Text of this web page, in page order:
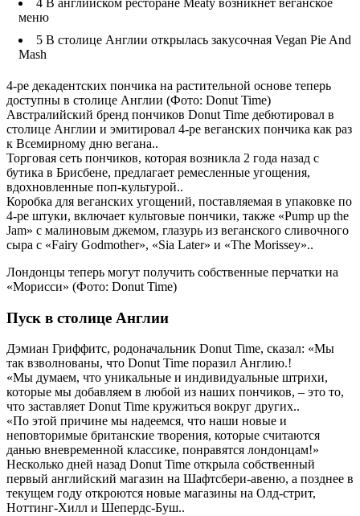
меню
5 В столице Англии открылась закусочная Vegan Pie And
Mash
4-ре декадентских пончика на растительной основе теперь
доступны в столице Англии (Фото: Donut Time)
Австралийский бренд пончиков Donut Time дебютировал в
столице Англии и эмитировал 4-ре веганских пончика как раз
к Всемирному дню вегана..
Торговая сеть пончиков, которая возникла 2 года назад с
бутика в Брисбене, предлагает ремесленные угощения,
вдохновленные поп-культурой..
Коробка для веганских угощений, поставляемая в упаковке по
4-ре штуки, включает культовые пончики, также «Pump up the
Jam» с малиновым джемом, глазурь из веганского сливочного
сыра с «Fairy Godmother», «Sia Later» и «The Morissey»..
Лондонцы теперь могут получить собственные перчатки на
«Морисси» (Фото: Donut Time)
Пуск в столице Англии
Дэмиан Гриффитс, родоначальник Donut Time, сказал: «Мы
так взволнованы, что Donut Time поразил Англию.!
«Мы думаем, что уникальные и индивидуальные штрихи,
которые мы добавляем в любой из наших пончиков, – это то,
что заставляет Donut Time кружиться вокруг других..
«По этой причине мы надеемся, что наши новые и
неповторимые британские творения, которые считаются
данью вневременной классике, понравятся лондонцам!»
Несколько дней назад Donut Time открыла собственный
первый английский магазин на Шафтсбери-авеню, а позднее в
текущем году откроются новые магазины на Олд-стрит,
Ноттинг-Хилл и Шепердс-Буш..